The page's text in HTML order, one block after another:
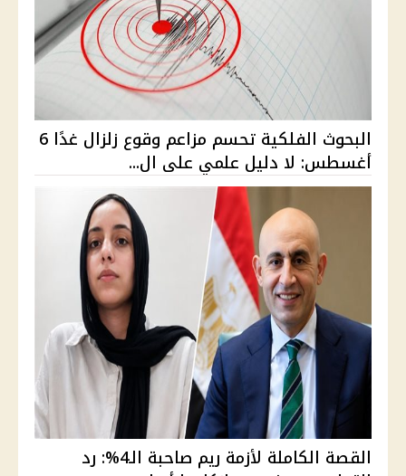
البحوث الفلكية تحسم مزاعم وقوع زلزال غدًا 6
أغسطس: لا دليل علمي على ال...
القصة الكاملة لأزمة ريم صاحبة الـ4%: رد